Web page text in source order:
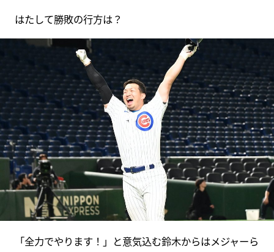
はたして勝敗の行方は？
「全力でやります！」と意気込む鈴木からはメジャーら